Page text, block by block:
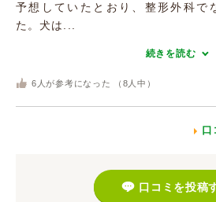
予想していたとおり、整形外科で
た。犬は...
続きを読む
6 人が参考になった （ 8 人中）
口
口コミを投稿